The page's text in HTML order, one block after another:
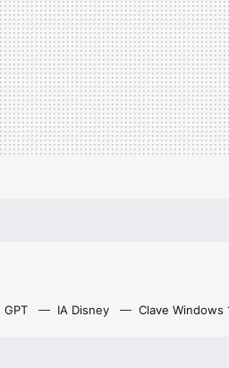
GPT IA Disney Clave Windows